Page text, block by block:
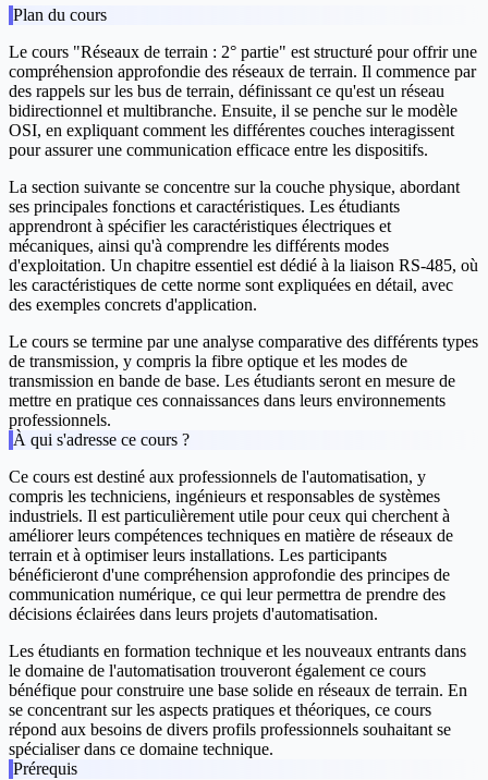
Plan du cours
Le cours "Réseaux de terrain : 2° partie" est structuré pour offrir une
compréhension approfondie des réseaux de terrain. Il commence par
des rappels sur les bus de terrain, définissant ce qu'est un réseau
bidirectionnel et multibranche. Ensuite, il se penche sur le modèle
OSI, en expliquant comment les différentes couches interagissent
pour assurer une communication efficace entre les dispositifs.
La section suivante se concentre sur la couche physique, abordant
ses principales fonctions et caractéristiques. Les étudiants
apprendront à spécifier les caractéristiques électriques et
mécaniques, ainsi qu'à comprendre les différents modes
d'exploitation. Un chapitre essentiel est dédié à la liaison RS-485, où
les caractéristiques de cette norme sont expliquées en détail, avec
des exemples concrets d'application.
Le cours se termine par une analyse comparative des différents types
de transmission, y compris la fibre optique et les modes de
transmission en bande de base. Les étudiants seront en mesure de
mettre en pratique ces connaissances dans leurs environnements
professionnels.
À qui s'adresse ce cours ?
Ce cours est destiné aux professionnels de l'automatisation, y
compris les techniciens, ingénieurs et responsables de systèmes
industriels. Il est particulièrement utile pour ceux qui cherchent à
améliorer leurs compétences techniques en matière de réseaux de
terrain et à optimiser leurs installations. Les participants
bénéficieront d'une compréhension approfondie des principes de
communication numérique, ce qui leur permettra de prendre des
décisions éclairées dans leurs projets d'automatisation.
Les étudiants en formation technique et les nouveaux entrants dans
le domaine de l'automatisation trouveront également ce cours
bénéfique pour construire une base solide en réseaux de terrain. En
se concentrant sur les aspects pratiques et théoriques, ce cours
répond aux besoins de divers profils professionnels souhaitant se
spécialiser dans ce domaine technique.
Prérequis